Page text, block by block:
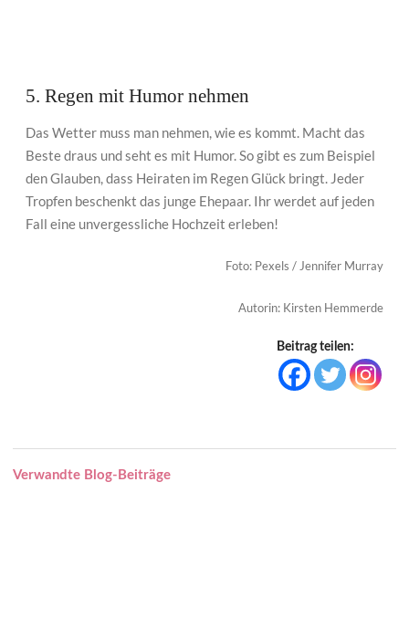
5. Regen mit Humor nehmen
Das Wetter muss man nehmen, wie es kommt. Macht das
Beste draus und seht es mit Humor. So gibt es zum Beispiel
den Glauben, dass Heiraten im Regen Glück bringt. Jeder
Tropfen beschenkt das junge Ehepaar. Ihr werdet auf jeden
Fall eine unvergessliche Hochzeit erleben!
Foto: Pexels / Jennifer Murray
Autorin: Kirsten Hemmerde
Beitrag teilen:
Verwandte Blog-Beiträge